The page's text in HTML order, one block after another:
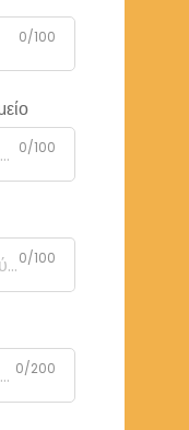
0/100
0/100
0/100
0/200